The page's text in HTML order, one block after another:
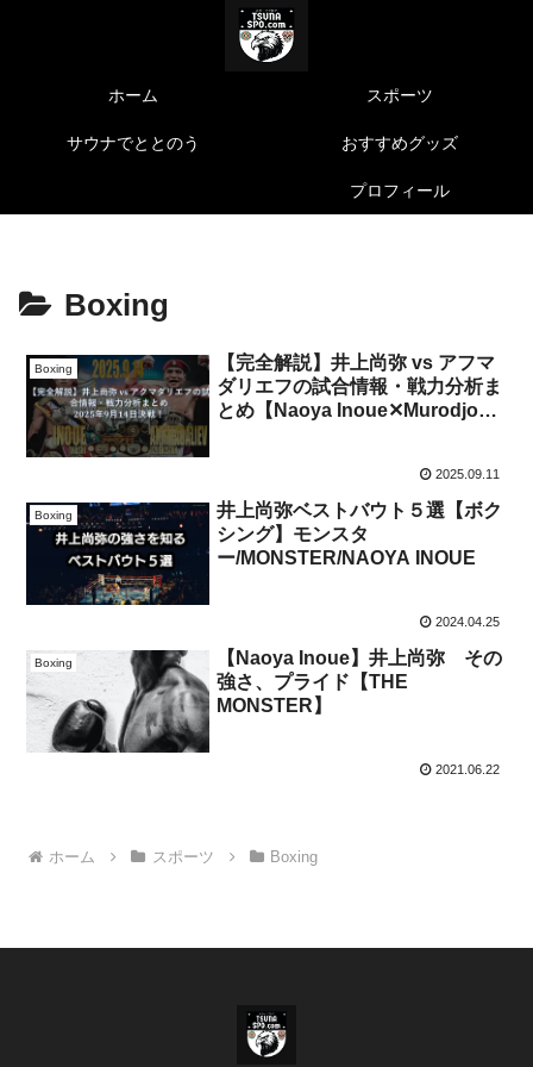
ホーム スポーツ
サウナでととのう おすすめグッズ
プロフィール
Boxing
Boxing
【完全解説】井上尚弥 vs アフマ
ダリエフの試合情報・戦力分析ま
とめ【Naoya Inoue✕Murodjon
2025.09.11
Boxing
井上尚弥ベストバウト５選【ボク
シング】モンスタ
ー/MONSTER/NAOYA INOUE
2024.04.25
Boxing
【Naoya Inoue】井上尚弥 その
強さ、プライド【THE
MONSTER】
2021.06.22
ホーム スポーツ Boxing